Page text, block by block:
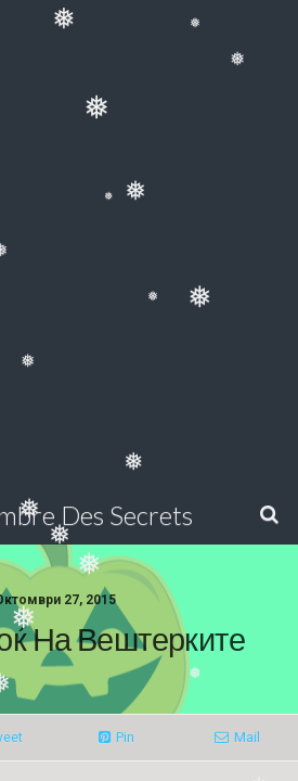
❅
❅
❅
❅
❅
❅
❅
❅
❅
❅
Des Secrets
27, 2015
На Вештерките
Pin Mail